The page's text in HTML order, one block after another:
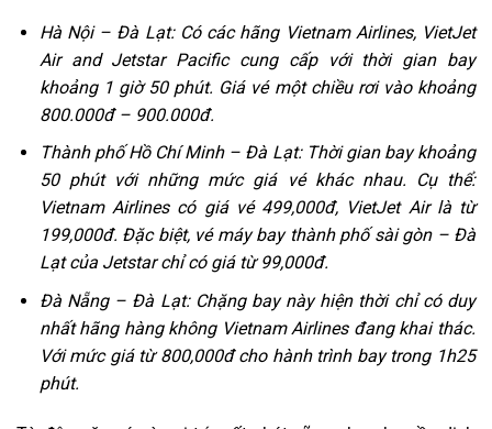
Hà Nội – Đà Lạt: Có các hãng Vietnam Airlines, VietJet
Air and Jetstar Pacific cung cấp với thời gian bay
khoảng 1 giờ 50 phút. Giá vé một chiều rơi vào khoảng
800.000đ – 900.000đ.
Thành phố Hồ Chí Minh – Đà Lạt: Thời gian bay khoảng
50 phút với những mức giá vé khác nhau. Cụ thể:
Vietnam Airlines có giá vé 499,000đ, VietJet Air là từ
199,000đ. Đặc biệt, vé máy bay thành phố sài gòn – Đà
Lạt của Jetstar chỉ có giá từ 99,000đ.
Đà Nẵng – Đà Lạt: Chặng bay này hiện thời chỉ có duy
nhất hãng hàng không Vietnam Airlines đang khai thác.
Với mức giá từ 800,000đ cho hành trình bay trong 1h25
phút.